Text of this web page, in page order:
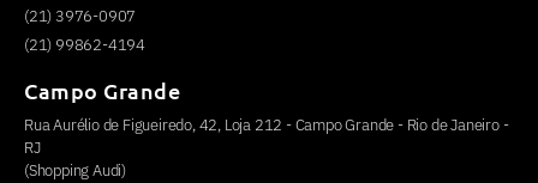
(21) 3976-0907
(21) 99862-4194
Campo Grande
Rua Aurélio de Figueiredo, 42, Loja 212 - Campo Grande - Rio de Janeiro -
RJ
(Shopping Audi)